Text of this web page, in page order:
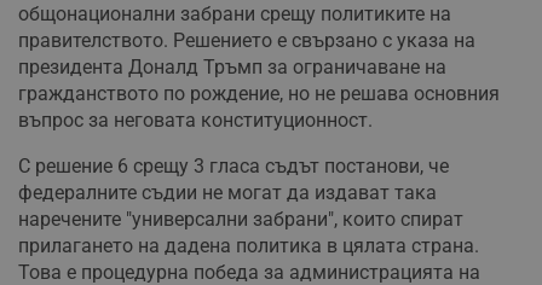
общонационални забрани срещу политиките на
правителството. Решението е свързано с указа на
президента Доналд Тръмп за ограничаване на
гражданството по рождение, но не решава основния
въпрос за неговата конституционност.
С решение 6 срещу 3 гласа съдът постанови, че
федералните съдии не могат да издават така
наречените "универсални забрани", които спират
прилагането на дадена политика в цялата страна.
Това е процедурна победа за администрацията на